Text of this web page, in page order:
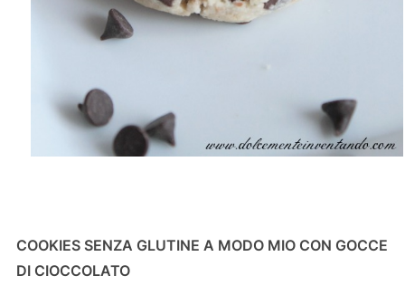
COOKIES SENZA GLUTINE A MODO MIO CON GOCCE
DI CIOCCOLATO